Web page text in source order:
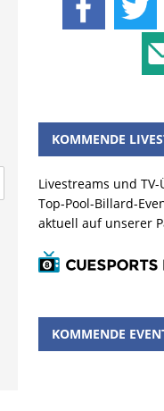
KOMMENDE
Livestreams und
Top-Pool-Billard-
aktuell auf unserer
KOMMENDE